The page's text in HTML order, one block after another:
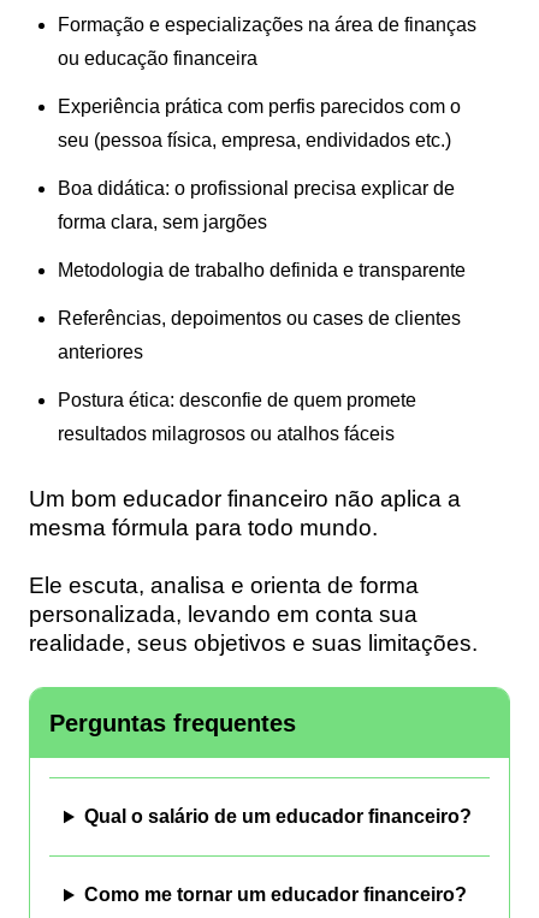
Formação e especializações na área de finanças
ou educação financeira
Experiência prática com perfis parecidos com o
seu (pessoa física, empresa, endividados etc.)
Boa didática: o profissional precisa explicar de
forma clara, sem jargões
Metodologia de trabalho definida e transparente
Referências, depoimentos ou cases de clientes
anteriores
Postura ética: desconfie de quem promete
resultados milagrosos ou atalhos fáceis
Um bom educador financeiro não aplica a
mesma fórmula para todo mundo.
Ele escuta, analisa e orienta de forma
personalizada, levando em conta sua
realidade, seus objetivos e suas limitações.
Perguntas frequentes
Qual o salário de um educador financeiro?
Como me tornar um educador financeiro?